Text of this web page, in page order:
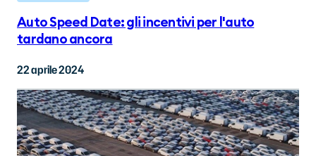
Auto Speed Date: gli incentivi per l'auto
tardano ancora
22 aprile 2024